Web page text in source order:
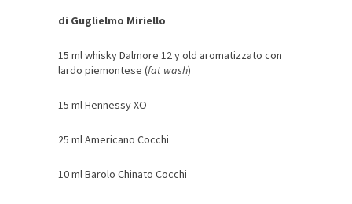
di Guglielmo Miriello
15 ml whisky Dalmore 12 y old aromatizzato con
lardo piemontese (fat wash)
15 ml Hennessy XO
25 ml Americano Cocchi
10 ml Barolo Chinato Cocchi